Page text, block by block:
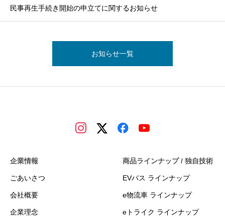
民事再生手続き開始の申立てに関するお知らせ
お知らせ一覧
企業情報
ごあいさつ
会社概要
企業理念
商品ラインナップ / 独自技術
EVバス ラインナップ
e物流車 ラインナップ
eトライク ラインナップ